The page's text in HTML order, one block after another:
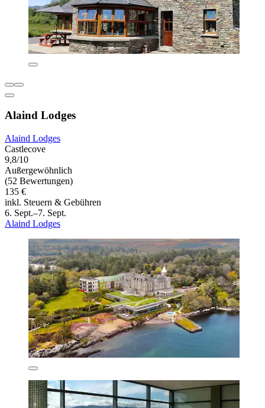
Alaind Lodges
Alaind Lodges
Castlecove
9,8/10
Außergewöhnlich
(52 Bewertungen)
135 €
inkl. Steuern & Gebühren
6. Sept.–7. Sept.
Alaind Lodges